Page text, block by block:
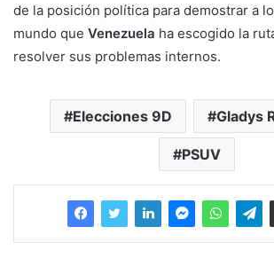
de la posición política para demostrar a
mundo que Venezuela ha escogido la
resolver sus problemas internos.
Elecciones 9D Gladys
PSUV